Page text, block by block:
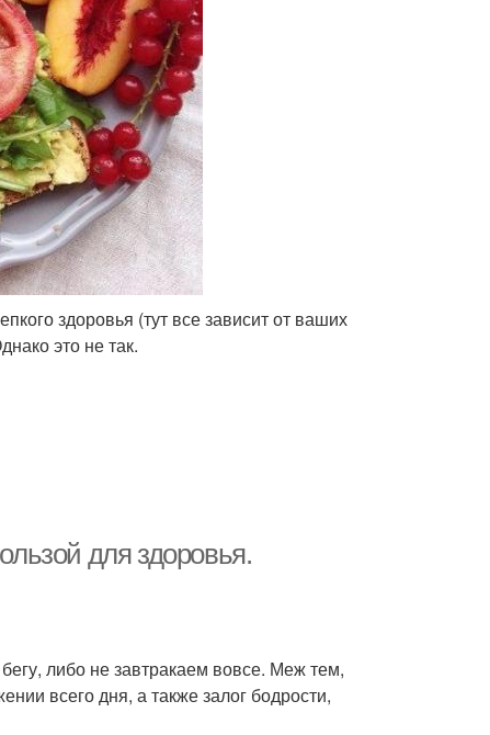
здоровья (тут все зависит от ваших
это не так.
для здоровья.
либо не завтракаем вовсе. Меж тем,
всего дня, а также залог бодрости,